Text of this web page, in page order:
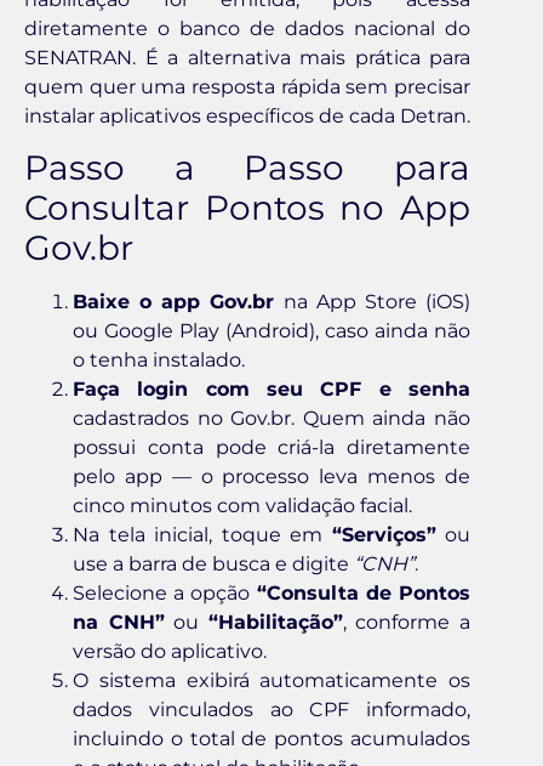
diretamente o banco de dados nacional do
SENATRAN. É a alternativa mais prática para
quem quer uma resposta rápida sem precisar
instalar aplicativos específicos de cada Detran.
Passo a Passo para
Consultar Pontos no App
Gov.br
Baixe o app Gov.br na App Store (iOS)
ou Google Play (Android), caso ainda não
o tenha instalado.
Faça login com seu CPF e senha
cadastrados no Gov.br. Quem ainda não
possui conta pode criá-la diretamente
pelo app — o processo leva menos de
cinco minutos com validação facial.
Na tela inicial, toque em “Serviços”ou
use a barra de busca e digite “CNH”.
Selecione a opção “Consulta de Pontos
na CNH”ou “Habilitação”, conforme a
versão do aplicativo.
O sistema exibirá automaticamente os
dados vinculados ao CPF informado,
incluindo o total de pontos acumulados